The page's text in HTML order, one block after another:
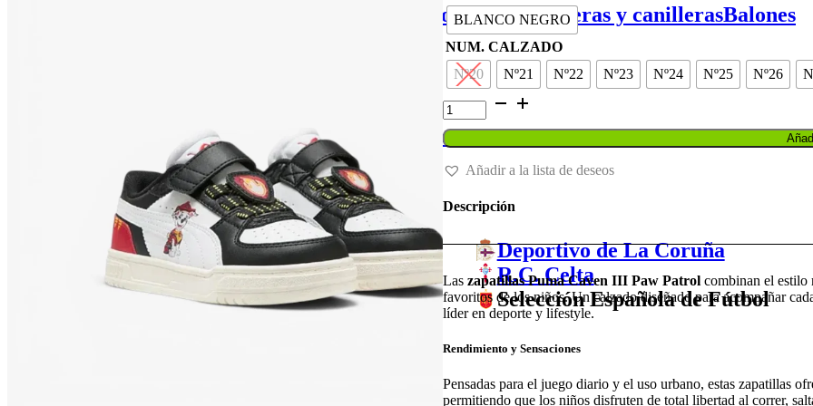
Guantes de porteroEspinilleras y canillerasBalones
Zapatillas de adulto Zapatillas de niño Balones
Equipos Oficiales
F.C. Barcelona
Real Madrid
Atlético de Madrid
Deportivo de La Coruña
R.C. Celta
Selección Española de Fútbol
era:
46,00 €.
es:
BLANCO NEGRO
NUM. CALZADO
Nº20
Nº21 Nº22 Nº23 Nº24 Nº25 Nº26
ZAPATILLA
PUMA
CAVENIII
PAWPATROL
cantidadAñadir a la lista de deseos
Descripción
Las zapatillas Puma Caven III Paw Patrol combinan el estilo
favoritos de los niños. Un calzado diseñado para acompañar
líder en deporte y lifestyle.
Rendimiento y Sensaciones
Pensadas para el juego diario y el uso urbano, estas zapatillas
permitiendo que los niños disfruten de total libertad al correr,